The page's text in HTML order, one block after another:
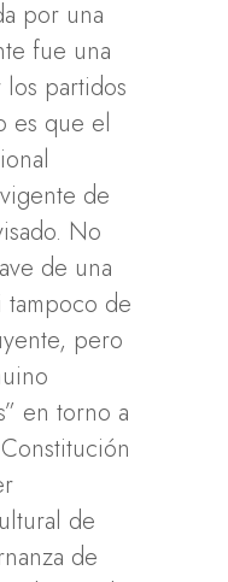
por una
fue una
partidos
es que el
de
No
de una
tampoco de
pero
en torno a
de
de